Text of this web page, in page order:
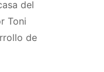
del
Toni
de